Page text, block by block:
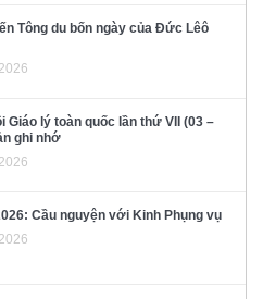
Tông du bốn ngày của Đức Lêô
Giáo lý toàn quốc lần thứ VII (03 –
ghi nhớ
Cầu nguyện với Kinh Phụng vụ